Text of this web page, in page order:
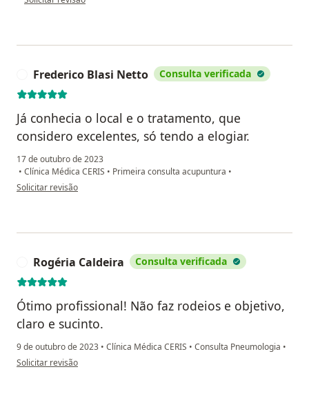
Frederico Blasi Netto Consulta verificada
Já conhecia o local e o tratamento, que
considero excelentes, só tendo a elogiar.
17 de outubro de 2023
• Clínica Médica CERIS • Primeira consulta acupuntura •
na opinião do utilizador Frederico Blasi Netto
Solicitar revisão
Rogéria Caldeira Consulta verificada
Ótimo profissional! Não faz rodeios e objetivo,
claro e sucinto.
9 de outubro de 2023 • Clínica Médica CERIS • Consulta Pneumologia •
na opinião do utilizador Rogéria Caldeira
Solicitar revisão